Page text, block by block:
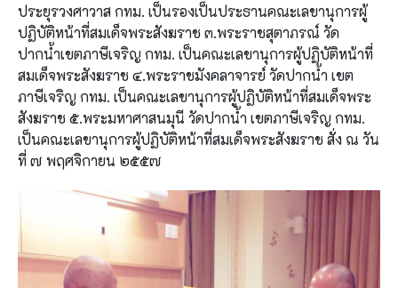
ประยุรวงศาวาส กทม. เป็นรองเป็นประธานคณะเลขานุการผู้
ปฏิบัติหน้าที่สมเด็จพระสังฆราช ๓.พระราชสุตาภรณ์ วัด
ปากน้ำเขตภาษีเจริญ กทม. เป็นคณะเลขานุการผู้ปฏิบัติหน้าที่
สมเด็จพระสังฆราช ๔.พระราชมังคลาจารย์ วัดปากน้ำ เขต
ภาษีเจริญ กทม. เป็นคณะเลขานุการผู้ปฏิบัติหน้าที่สมเด็จพระ
สังฆราช ๕.พระมหาศาสนมุนี วัดปากน้ำ เขตภาษีเจริญ กทม.
เป็นคณะเลขานุการผู้ปฏิบัติหน้าที่สมเด็จพระสังฆราช สั่ง ณ วัน
ที่ ๗ พฤศจิกายน ๒๕๕๗